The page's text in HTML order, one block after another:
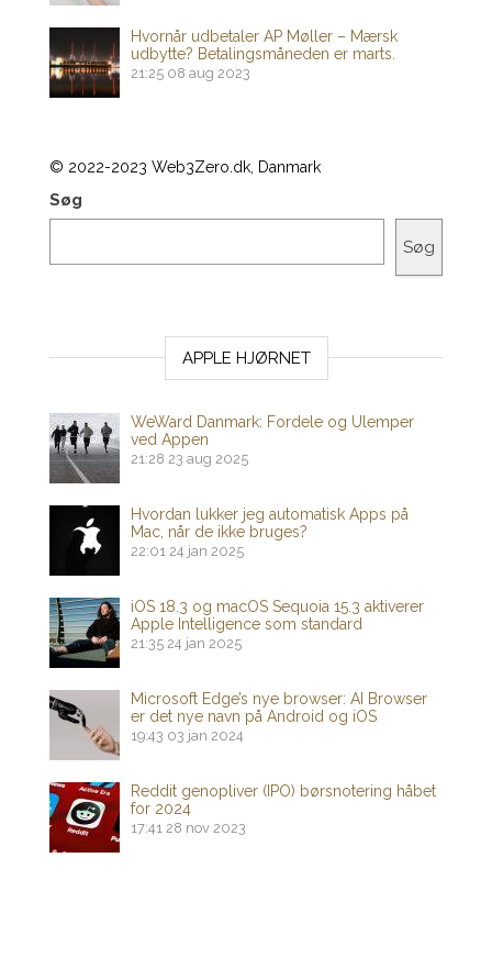
Hvornår udbetaler AP Møller – Mærsk
udbytte? Betalingsmåneden er marts.
21:25 08 aug 2023
© 2022-2023 Web3Zero.dk, Danmark
Søg
Søg
APPLE HJØRNET
WeWard Danmark: Fordele og Ulemper
ved Appen
21:28 23 aug 2025
Hvordan lukker jeg automatisk Apps på
Mac, når de ikke bruges?
22:01 24 jan 2025
iOS 18.3 og macOS Sequoia 15.3 aktiverer
Apple Intelligence som standard
21:35 24 jan 2025
Microsoft Edge’s nye browser: AI Browser
er det nye navn på Android og iOS
19:43 03 jan 2024
Reddit genopliver (IPO) børsnotering håbet
for 2024
17:41 28 nov 2023